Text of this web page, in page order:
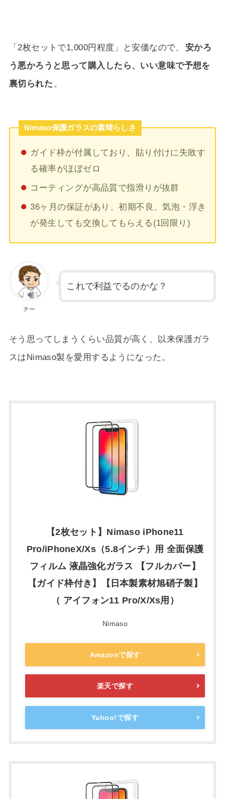
「2枚セットで1,000円程度」と安価なので、
安かろ
う悪かろうと思って購入したら、いい意味で予想を
裏切られた 。
Nimaso保護ガラスの素晴らしさ
ガイド枠が付属しており、貼り付けに失敗す
る確率がほぼゼロ
コーティングが高品質で指滑りが抜群
36ヶ月の保証があり、初期不良、気泡・浮き
が発生しても交換してもらえる(1回限り)
チー
これで利益でるのかな？
そう思ってしまうくらい品質が高く、以来保護ガラ
スはNimaso製を愛用するようになった。
【2枚セット】Nimaso iPhone11
Pro/iPhoneX/Xs（5.8インチ）用 全面保護
フィルム 液晶強化ガラス 【フルカバー】
【ガイド枠付き】【日本製素材旭硝子製】
（ アイフォン11 Pro/X/Xs用）
Nimaso
Amazonで探す
楽天で探す
Yahoo!で探す